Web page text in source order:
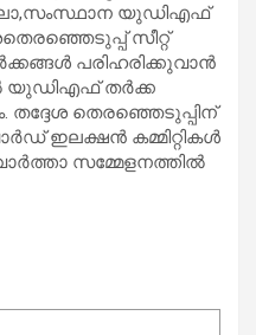
യുഡിഎഫ്
സീറ്റ്
പരിഹരിക്കുവാന്‍
യുഡിഎഫ് തര്‍ക്ക
തദ്ദേശ തെരഞ്ഞെടുപ്പിന്
ഇലക്ഷന്‍ കമ്മിറ്റികള്‍
സമ്മേളനത്തില്‍